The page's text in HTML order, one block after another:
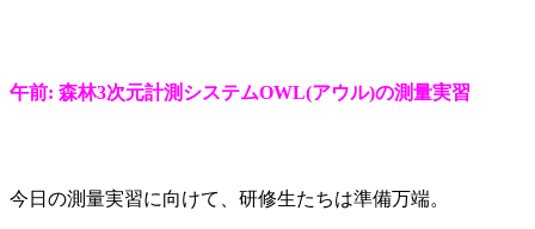
午前: 森林3次元計測システムOWL(アウル)の測量実習
今日の測量実習に向けて、研修生たちは準備万端。